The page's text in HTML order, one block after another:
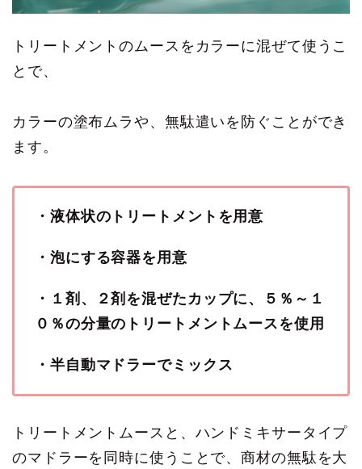
トリートメントのムースをカラーに混ぜて使うこ
とで、
カラーの塗布ムラや、無駄遣いを防ぐことができ
ます。
・液体状のトリートメントを用意
・泡にする容器を用意
・１剤、２剤を混ぜたカップに、５％～１
０％の分量のトリートメントムースを使用
・半自動マドラーでミックス
トリートメントムースと、ハンドミキサータイプ
のマドラーを同時に使うことで、商材の無駄を大